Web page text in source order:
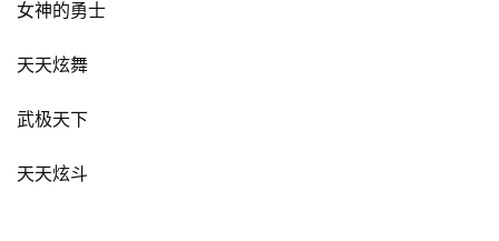
机
戏
休
女神的勇士
天天炫舞
武极天下
天天炫斗